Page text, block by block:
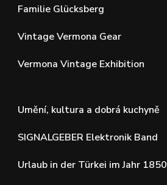
Familie Glücksberg
Vintage Vermona Gear
Vermona Vintage Exhibition
Umění, kultura a dobrá kuchyně
SIGNALGEBER Elektronik Band
Urlaub in der Türkei im Jahr 1850